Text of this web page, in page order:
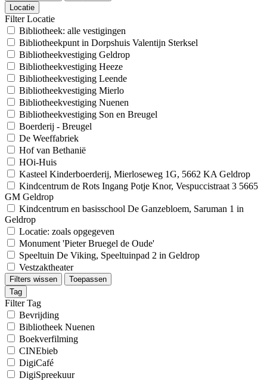
Locatie
Filter Locatie
Bibliotheek: alle vestigingen
Bibliotheekpunt in Dorpshuis Valentijn Sterksel
Bibliotheekvestiging Geldrop
Bibliotheekvestiging Heeze
Bibliotheekvestiging Leende
Bibliotheekvestiging Mierlo
Bibliotheekvestiging Nuenen
Bibliotheekvestiging Son en Breugel
Boerderij - Breugel
De Weeffabriek
Hof van Bethanië
HOi-Huis
Kasteel Kinderboerderij, Mierloseweg 1G, 5662 KA Geldrop
Kindcentrum de Rots Ingang Potje Knor, Vespuccistraat 3 5665
GM Geldrop
Kindcentrum en basisschool De Ganzebloem, Saruman 1 in
Geldrop
Locatie: zoals opgegeven
Monument 'Pieter Bruegel de Oude'
Speeltuin De Viking, Speeltuinpad 2 in Geldrop
Vestzaktheater
Filters wissen
Toepassen
Tag
Filter Tag
Bevrijding
Bibliotheek Nuenen
Boekverfilming
CINEbieb
DigiCafé
DigiSpreekuur